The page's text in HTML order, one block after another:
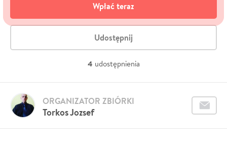
Wpłać teraz
Udostępnij
4 udostępnienia
Torkos Jozsef
ORGANIZATOR ZBIÓRKI